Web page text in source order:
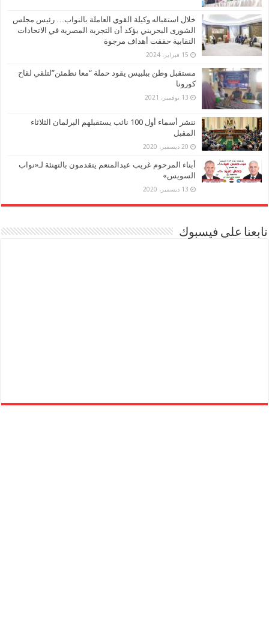
خلال استقباله وكيلة القوي العاملة بالنواب… رئيس مجلس
الشورى البحريني يؤكد أن التجربة المصرية في الاتحادات
النقابية حققت أهداف مرجوة
15 فبراير، 2024
مستقبل وطن ببلبيس يقود حملة “معا نطمئن”لتلقي لقاح
كورونا
13 نوفمبر، 2021
ننشر أسماء أول 100 نائب يستقبلهم البرلمان الثلاثاء
المقبل
20 ديسمبر، 2020
أبناء المرحوم غريب عبدالمنعم يتقدمون بالتهنئة لـ«نواب
السويس»
13 ديسمبر، 2020
تابعنا على فيسبوك